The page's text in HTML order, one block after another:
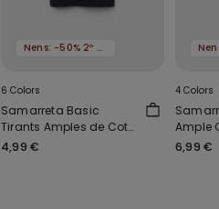
Nens: -50% 2º article
6 Colors
Samarreta Basic
Tirants Amples de Cotó
Nens Unisex
4,99 €
4 Colors
Ample
Nens
6,99 €